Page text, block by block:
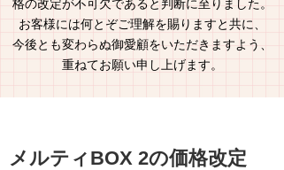
格の改定が不可欠であると判断に至りました。
お客様には何とぞご理解を賜りますと共に、
今後とも変わらぬ御愛顧をいただきますよう、
重ねてお願い申し上げます。
メルティBOX 2の価格改定